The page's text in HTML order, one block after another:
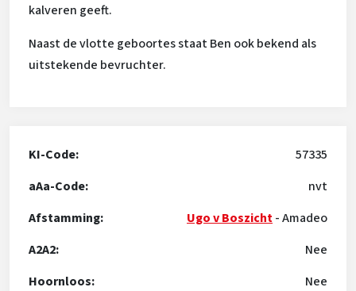
kalveren geeft.
Naast de vlotte geboortes staat Ben ook bekend als
uitstekende bevruchter.
KI-Code:
57335
aAa-Code:
nvt
Afstamming:
Ugo v Boszicht-Amadeo
A2A2:
Nee
Hoornloos:
Nee